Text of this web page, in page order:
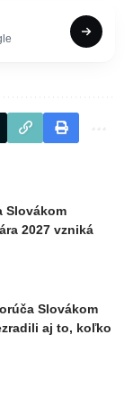
Slovákom
2027 vzniká
Slovákom
aj to, koľko